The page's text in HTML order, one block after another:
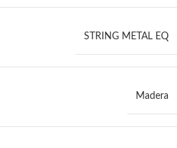
STRING METAL EQ
Madera